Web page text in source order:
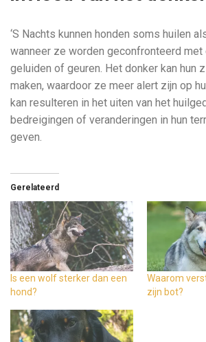
‘S Nachts kunnen honden soms huilen
wanneer ze worden geconfronteerd met
geluiden of geuren. Het donker kan hun
maken, waardoor ze meer alert zijn op
kan resulteren in het uiten van het
bedreigingen of veranderingen in hun
geven.
Gerelateerd
Is een wolf sterker dan een
hond?
Waarom
zijn bot?